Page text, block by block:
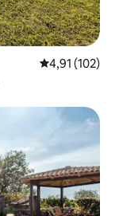
Gemiddelde
4,91 (102)